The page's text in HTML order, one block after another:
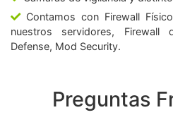
Contamos con Firewall
nuestros servidores, Firewall
Defense, Mod Security.
Preguntas